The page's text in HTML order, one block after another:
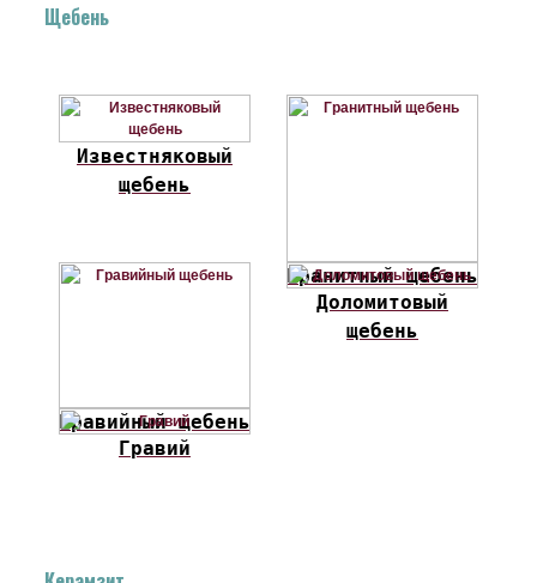
Щебень
Известняковый
щебень
Гранитный щебень
Гравийный щебень
Доломитовый
щебень
Гравий